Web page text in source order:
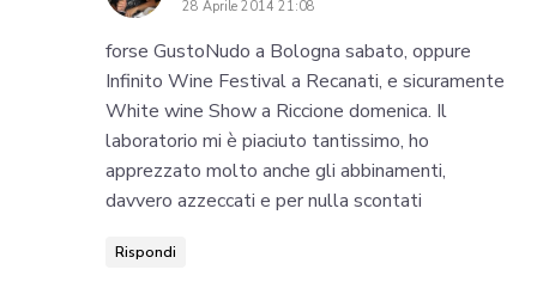
28 Aprile 2014 21:08
forse GustoNudo a Bologna sabato, oppure
Infinito Wine Festival a Recanati, e sicuramente
White wine Show a Riccione domenica. Il
laboratorio mi è piaciuto tantissimo, ho
apprezzato molto anche gli abbinamenti,
davvero azzeccati e per nulla scontati
Rispondi